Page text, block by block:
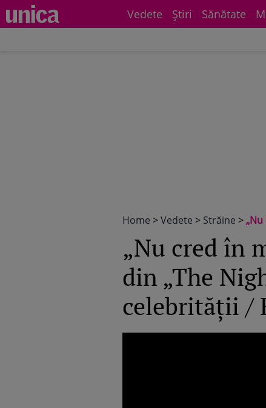
Vedete Știri Sănătate
Home >Vedete > Străine >„Nu
„Nu cred în
din „The
celebrității /